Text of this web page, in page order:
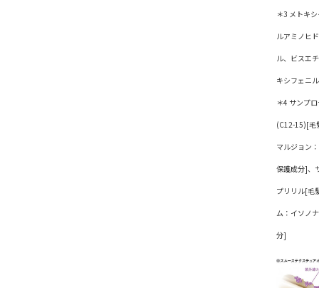
＊3 メトキ
ルアミノヒ
ル、ビスエ
キシフェニ
＊4 サンプ
(C12-15)[毛
マルジョン
保護成分]、
プリリル[毛
ム：イソノ
分]